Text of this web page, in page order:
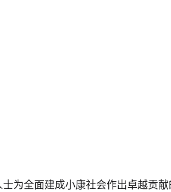
为全面建成小康社会作出卓越贡